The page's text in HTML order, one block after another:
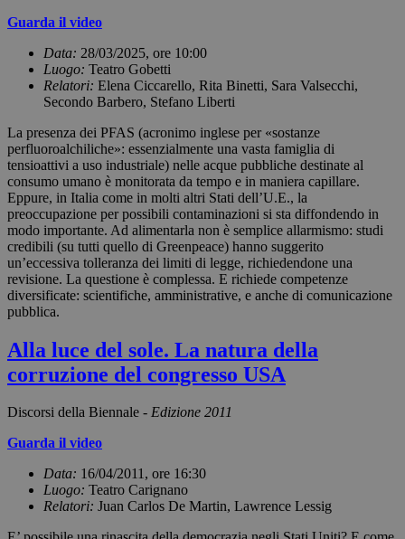
Guarda il video
Data: 28/03/2025, ore 10:00
Luogo: Teatro Gobetti
Relatori: Elena Ciccarello, Rita Binetti, Sara Valsecchi,
Secondo Barbero, Stefano Liberti
La presenza dei PFAS (acronimo inglese per «sostanze
perfluoroalchiliche»: essenzialmente una vasta famiglia di
tensioattivi a uso industriale) nelle acque pubbliche destinate al
consumo umano è monitorata da tempo e in maniera capillare.
Eppure, in Italia come in molti altri Stati dell’U.E., la
preoccupazione per possibili contaminazioni si sta diffondendo in
modo importante. Ad alimentarla non è semplice allarmismo: studi
credibili (su tutti quello di Greenpeace) hanno suggerito
un’eccessiva tolleranza dei limiti di legge, richiedendone una
revisione. La questione è complessa. E richiede competenze
diversificate: scientifiche, amministrative, e anche di comunicazione
pubblica.
Alla luce del sole. La natura della
corruzione del congresso USA
Discorsi della Biennale - Edizione 2011
Guarda il video
Data: 16/04/2011, ore 16:30
Luogo: Teatro Carignano
Relatori: Juan Carlos De Martin, Lawrence Lessig